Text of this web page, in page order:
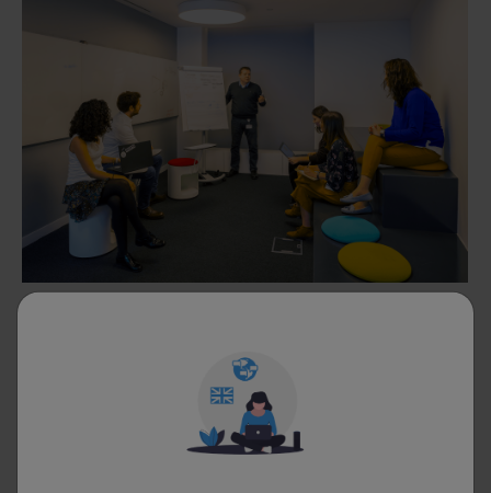
için verimli bir çalışma ortamı sunuyor. Çalışanlarının hem
bedenen, hem ruhen sağlıklı ve dinç bir yaşam sürmeleri
için tüm desteği sağlayan şirketin bu konudaki en önemli
yaklaşımlarından biri de esneklik. Esnek çalışma koşullarına
sahip olmak isteyen adaylar için MSD'de çalışmak büyük